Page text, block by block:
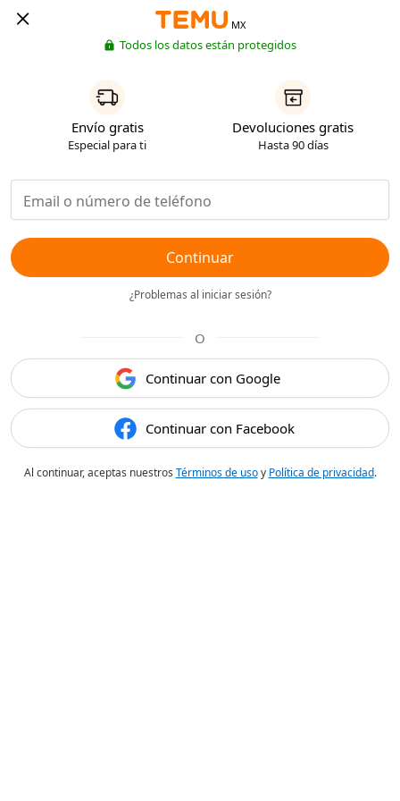
MX
Todos los datos están protegidos
Envío gratis
Especial para ti
Devoluciones gratis
Hasta 90 días
Continuar
¿Problemas al iniciar sesión?
O
Continuar con Google
Continuar con Facebook
Al continuar, aceptas nuestros Términos de usoy Política de privacidad.